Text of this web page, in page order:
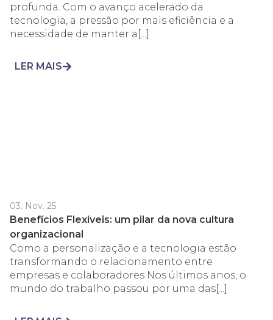
profunda. Com o avanço acelerado da
tecnologia, a pressão por mais eficiência e a
necessidade de manter a[...]
LER MAIS
03. Nov. 25
Benefícios Flexíveis: um pilar da nova cultura
organizacional
Como a personalização e a tecnologia estão
transformando o relacionamento entre
empresas e colaboradores Nos últimos anos, o
mundo do trabalho passou por uma das[...]